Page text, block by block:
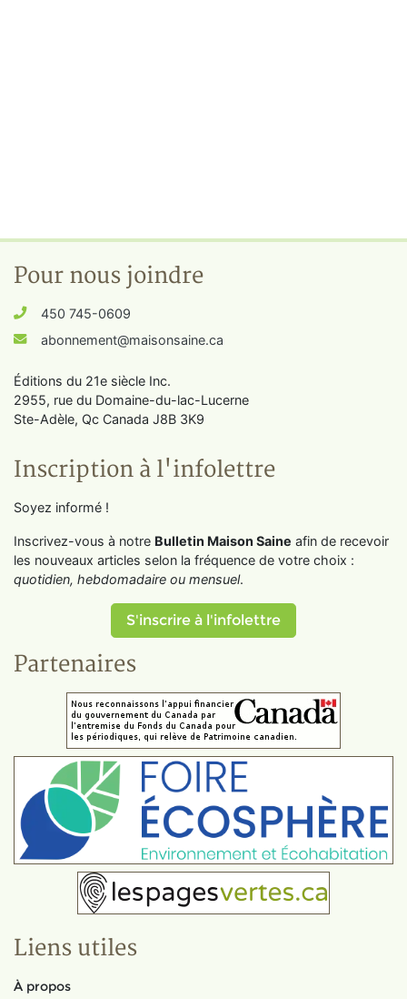
Pour nous joindre
450 745-0609
abonnement@maisonsaine.ca
Éditions du 21e siècle Inc.
2955, rue du Domaine-du-lac-Lucerne
Ste-Adèle, Qc Canada J8B 3K9
Inscription à l'infolettre
Soyez informé !
Inscrivez-vous à notre Bulletin Maison Saine afin de recevoir
les nouveaux articles selon la fréquence de votre choix :
quotidien, hebdomadaire ou mensuel.
S'inscrire à l'infolettre
Partenaires
Liens utiles
À propos